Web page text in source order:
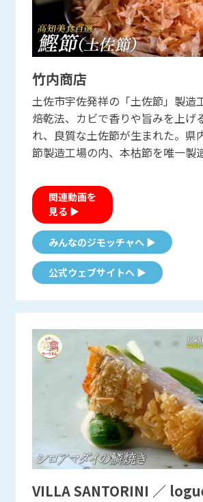
竹内商店
土佐市宇佐発祥の「土佐節」製造
焙乾法、カビで香りや旨みを上げ
れ、良質な土佐節が生まれた。県
節製造工場の内、本枯節を唯一製
関連動画を
見る ▶
みんなのジモッチャへ ▶
公式ウェブサイトへ ▶
VILLA SANTORINI ／ logue（ロ
VILLA SANTORINI ／